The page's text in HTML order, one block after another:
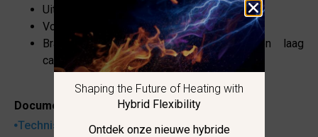
Uitvoering in hoge of medium snelheid
Voorverwarmde lucht tot 400°C
Brandstof: aardgas, propaan, butaan en laag
calorische gassen
Documentatie:
Technische fiche
Shaping the Future of Heating with
Hybrid Flexibility
Ontdek onze nieuwe hybride